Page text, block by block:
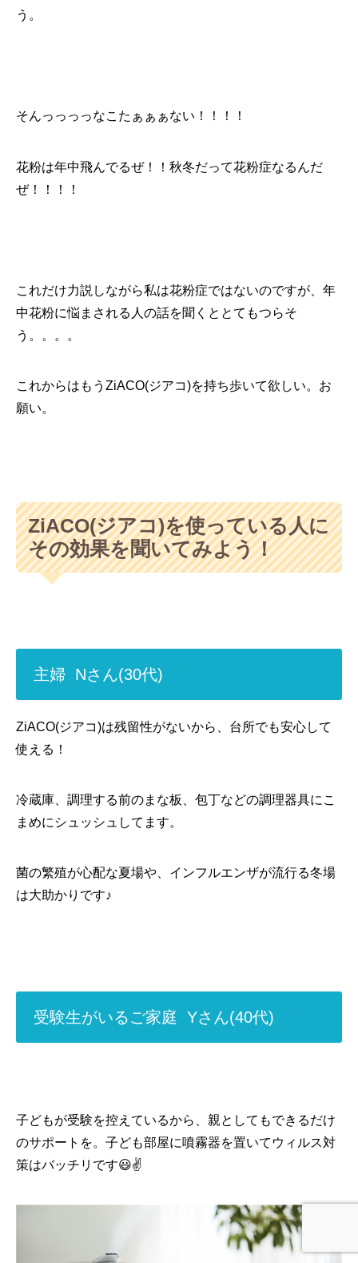
う。
そんっっっっなこたぁぁぁない！！！！
花粉は年中飛んでるぜ！！秋冬だって花粉症なるんだ
ぜ！！！！
これだけ力説しながら私は花粉症ではないのですが、年
中花粉に悩まされる人の話を聞くととてもつらそ
う。。。。
これからはもうZiACO(ジアコ)を持ち歩いて欲しい。お
願い。
ZiACO(ジアコ)を使っている人に
その効果を聞いてみよう！
主婦 Nさん(30代)
ZiACO(ジアコ)は残留性がないから、台所でも安心して
使える！
冷蔵庫、調理する前のまな板、包丁などの調理器具にこ
まめにシュッシュしてます。
菌の繁殖が心配な夏場や、インフルエンザが流行る冬場
は大助かりです♪
受験生がいるご家庭 Yさん(40代)
子どもが受験を控えているから、親としてもできるだけ
のサポートを。子ども部屋に噴霧器を置いてウィルス対
策はバッチリです😃✌️